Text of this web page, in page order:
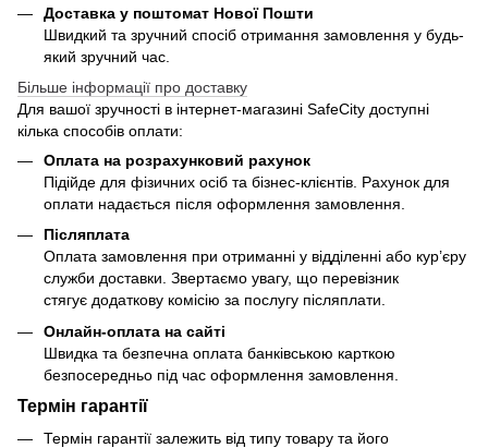
Доставка у поштомат Нової Пошти
Швидкий та зручний спосіб отримання замовлення у будь-
який зручний час.
Більше інформації про доставку
Для вашої зручності в інтернет-магазині SafeCity доступні
кілька способів оплати:
Оплата на розрахунковий рахунок
Підійде для фізичних осіб та бізнес-клієнтів. Рахунок для
оплати надається після оформлення замовлення.
Післяплата
Оплата замовлення при отриманні у відділенні або кур’єру
служби доставки. Звертаємо увагу, що перевізник
стягує додаткову комісію за послугу післяплати.
Онлайн-оплата на сайті
Швидка та безпечна оплата банківською карткою
безпосередньо під час оформлення замовлення.
Термін гарантії
Термін гарантії залежить від типу товару та його